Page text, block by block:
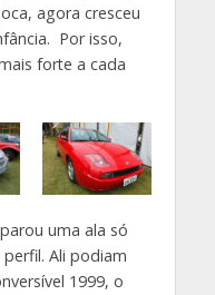
agora cresceu
Por isso,
forte a cada
uma ala só
Ali podiam
1999, o